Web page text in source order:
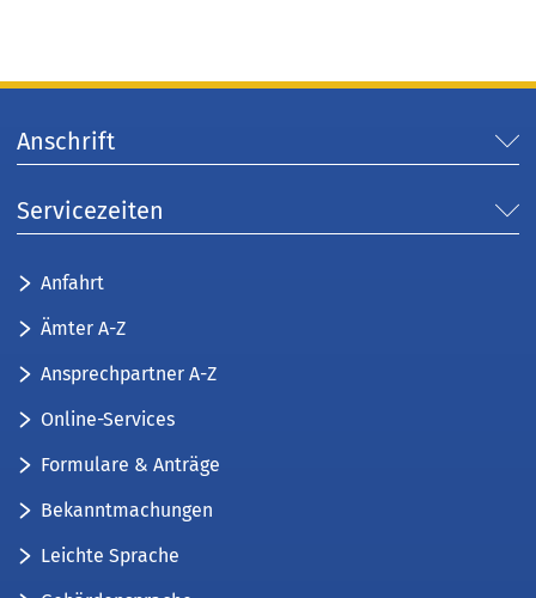
Anschrift
Servicezeiten
Anfahrt
Ämter A-Z
Ansprechpartner A-Z
Online-Services
Formulare & Anträge
Bekanntmachungen
Leichte Sprache